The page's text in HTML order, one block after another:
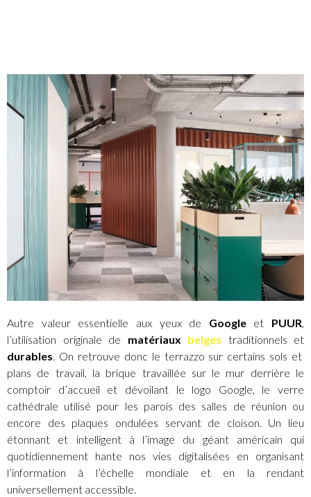
Autre valeur essentielle aux yeux de Googleet PUUR,
l’utilisation originale de matériaux belges traditionnels et
durables. On retrouve donc le terrazzo sur certains sols et
plans de travail, la brique travaillée sur le mur derrière le
comptoir d’accueil et dévoilant le logo Google, le verre
cathédrale utilisé pour les parois des salles de réunion ou
encore des plaques ondulées servant de cloison. Un lieu
étonnant et intelligent à l’image du géant américain qui
quotidiennement hante nos vies digitalisées en organisant
l’information à l’échelle mondiale et en la rendant
universellement accessible.